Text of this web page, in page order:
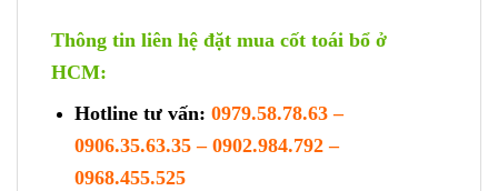
Thông tin liên hệ đặt mua cốt toái bổ ở
HCM:
Hotline tư vấn: 0979.58.78.63 –
0906.35.63.35 – 0902.984.792 –
0968.455.525